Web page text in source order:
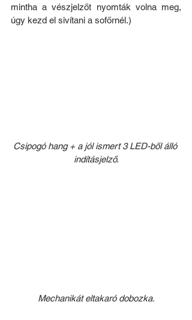
mintha a vészjelzőt nyomták volna meg,
úgy kezd el sivítani a sofőrnél.)
Csipogó hang + a jól ismert 3 LED-ből álló
indításjelző.
Mechanikát eltakaró dobozka.